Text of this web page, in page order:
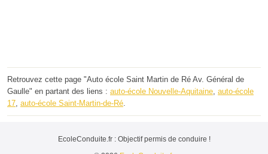
Retrouvez cette page "Auto école Saint Martin de Ré Av. Général de
Gaulle" en partant des liens : auto-école Nouvelle-Aquitaine auto-école
17 auto-école Saint-Martin-de-Ré
EcoleConduite.fr : Objectif permis de conduire !